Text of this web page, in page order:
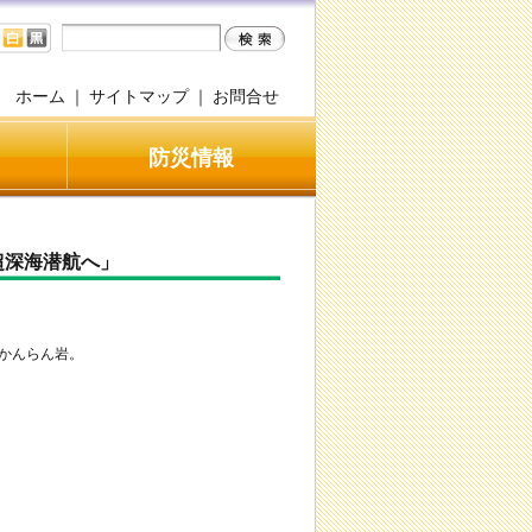
ホーム ｜ サイトマップ ｜ お問合せ
防災情報
海潜航へ」
らん岩。